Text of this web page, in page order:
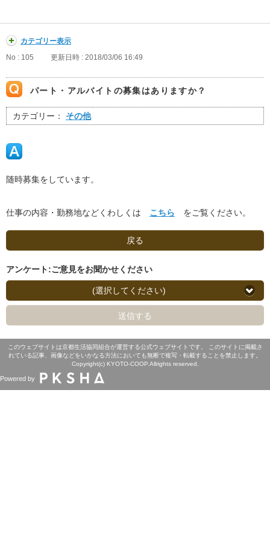
カテゴリー表示
No : 105
更新日時 : 2018/03/06 16:49
パート・アルバイトの募集はありますか？
カテゴリー： その他
随時募集をしています。
仕事の内容・勤務地などくわしくは こちら をご覧ください。
戻る
アンケート:ご意見をお聞かせください
(選択してください)
送信する
このウェブサイトは京都生活協同組合が運営する公式ウェブサイトです。 このサイトに掲載さ
れている記事、画像などをいかなる方法においても無断で複写・転載することを禁止します。
Copyright(c) KYOTO-COOP.Allrights reserved.
Powered by